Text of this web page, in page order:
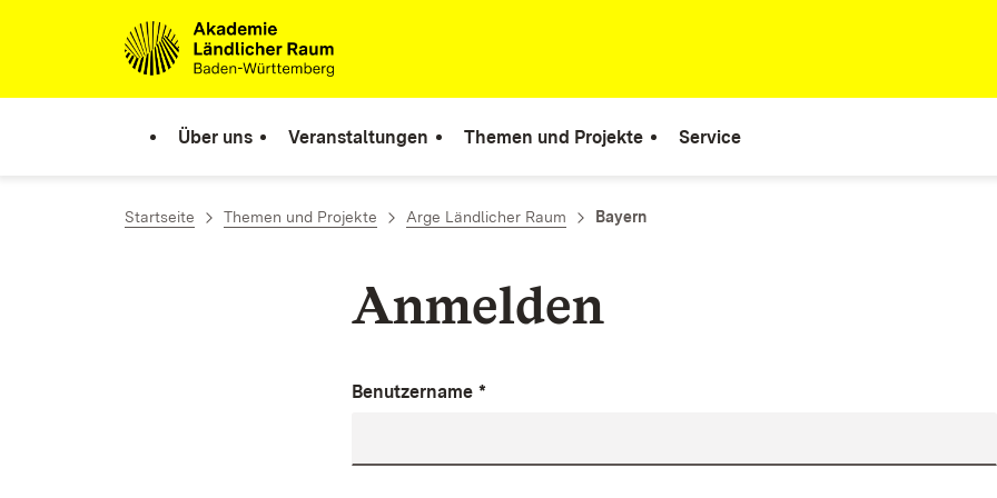
Zum Inhalt springen
Link zur Startseite
Über uns Veranstaltungen Themen und Projekte Service
Startseite Themen und Projekte Arge Ländlicher Raum Bayern
Anmelden
Benutzername *